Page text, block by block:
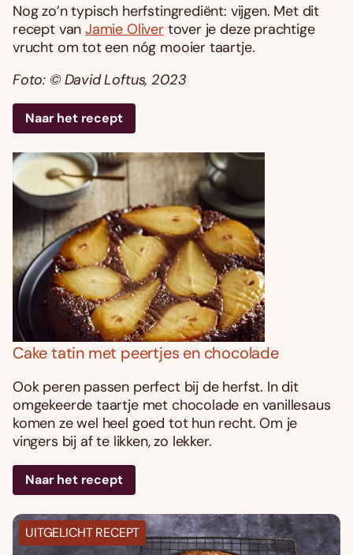
Nog zo’n typisch herfstingrediënt: vijgen. Met dit
recept vanJamie Olivertover je deze prachtige
vrucht om tot een nóg mooier taartje.
Foto: © David Loftus, 2023
Naar het recept
Cake tatin met peertjes en chocolade
Ook peren passen perfect bij de herfst. In dit
omgekeerde taartje met chocolade en vanillesaus
komen ze wel heel goed tot hun recht. Om je
vingers bij af te likken, zo lekker.
Naar het recept
UITGELICHT RECEPT